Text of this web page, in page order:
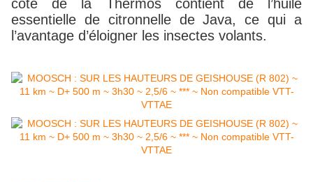
côté de la Thermos contient de l’huile
essentielle de citronnelle de Java, ce qui a
l’avantage d’éloigner les insectes volants.